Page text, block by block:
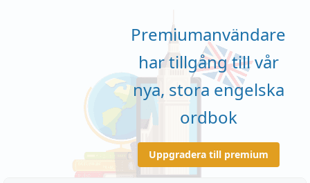
Premiumanvändare
har tillgång till vår
nya, stora engelska
ordbok
Uppgradera till premium